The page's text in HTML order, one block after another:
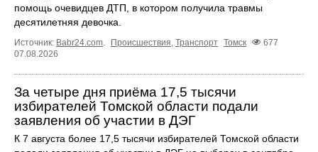
помощь очевидцев ДТП, в котором получила травмы
десятилетняя девочка.
Источник: Babr24.com. Происшествия, Транспорт Томск
677
07.08.2026
За четыре дня приёма 17,5 тысячи
избирателей Томской области подали
заявления об участии в ДЭГ
К 7 августа более 17,5 тысячи избирателей Томской области